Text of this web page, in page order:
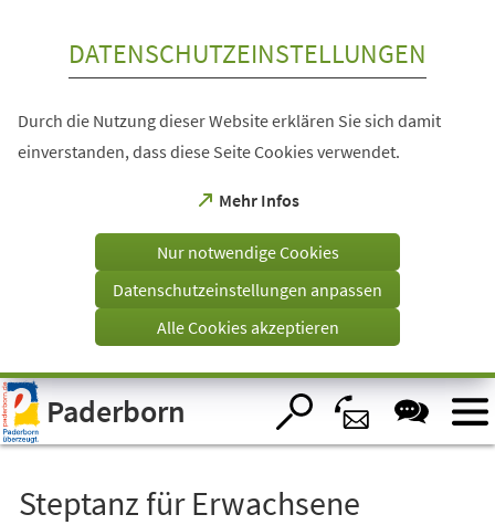
Visuelle
Assistenzsoftware
öffnen.
DATENSCHUTZEINSTELLUNGEN
Durch die Nutzung dieser Website erklären Sie sich damit
einverstanden, dass diese Seite Cookies verwendet.
Mehr Infos
(Öffnet
einem
Tab)
Nur notwendige Cookies
Datenschutzeinstellungen anpassen
Alle Cookies akzeptieren
Paderborn
Steptanz für Erwachsene